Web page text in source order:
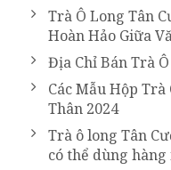
Trà Ô Long Tân
Hoàn Hảo Giữa
Địa Chỉ Bán Trà
Các Mẫu Hộp Trà
Thân 2024
Trà ô long Tân
có thể dùng hàng